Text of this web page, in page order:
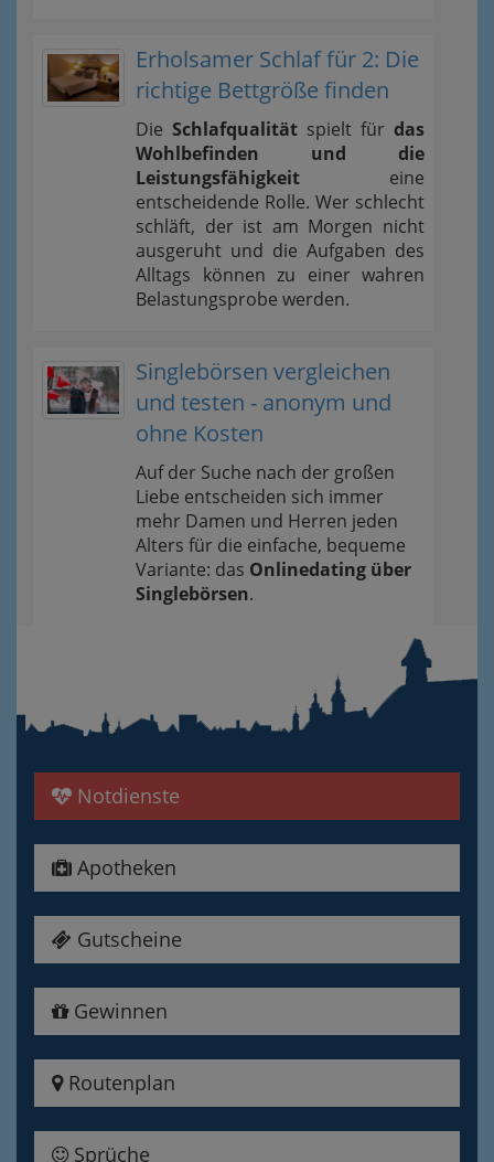
Erholsamer Schlaf für 2: Die
richtige Bettgröße finden
Die Schlafqualität spielt für das
Wohlbefinden und die
Leistungsfähigkeit eine
entscheidende Rolle. Wer schlecht
schläft, der ist am Morgen nicht
ausgeruht und die Aufgaben des
Alltags können zu einer wahren
Belastungsprobe werden.
Singlebörsen vergleichen
und testen - anonym und
ohne Kosten
Auf der Suche nach der großen
Liebe entscheiden sich immer
mehr Damen und Herren jeden
Alters für die einfache, bequeme
Variante: das Onlinedating über
Singlebörsen.
Notdienste
Apotheken
Gutscheine
Gewinnen
Routenplan
Sprüche